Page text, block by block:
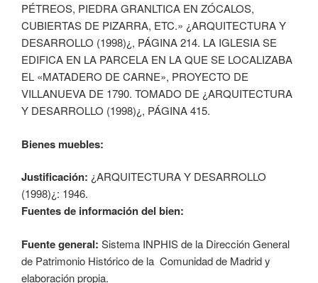
PÉTREOS, PIEDRA GRANLTICA EN ZÓCALOS,
CUBIERTAS DE PIZARRA, ETC.» ¿ARQUITECTURA Y
DESARROLLO (1998)¿, PÁGINA 214. LA IGLESIA SE
EDIFICA EN LA PARCELA EN LA QUE SE LOCALIZABA
EL «MATADERO DE CARNE», PROYECTO DE
VILLANUEVA DE 1790. TOMADO DE ¿ARQUITECTURA
Y DESARROLLO (1998)¿, PÁGINA 415.
Bienes muebles:
Justificación: ¿ARQUITECTURA Y DESARROLLO
(1998)¿: 1946.
Fuentes de información del bien:
Fuente general: Sistema INPHIS de la Dirección General
de Patrimonio Histórico de la Comunidad de Madrid y
elaboración propia.